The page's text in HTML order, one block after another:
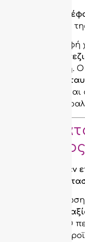
Δεν
αποστολής
Η επιστροφή
μέσω
του πελάτη.
πρέπει να
λόγους
🔄
προϊόντος
δεν
Σε
μικρότερη
. Ο
επιπλέον